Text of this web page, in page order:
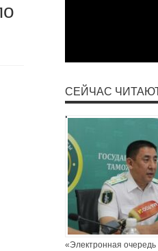
СЕЙЧАС
«Электронная